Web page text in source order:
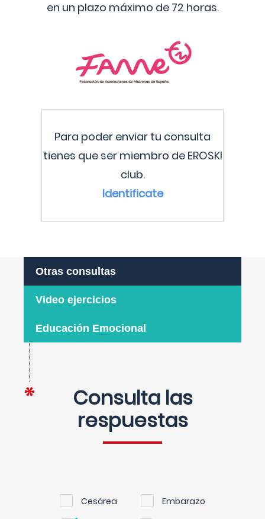
en un plazo máximo de 72 horas.
Para poder enviar tu consulta
tienes que ser miembro de EROSKI
club.
Identificate
Otras consultas
Video ejercicios
Educación Emocional
Consulta las
respuestas
Cesárea Embarazo